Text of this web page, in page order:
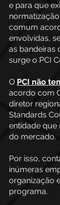
e para que
comum
envolvidas,
as bandeiras
surge o PCI
O PCI não
acordo com
diretor
Standards
entidade que
do mercado.
Por isso,
inúmeras
organização
programa.